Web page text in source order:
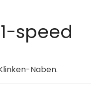
speed
Naben.